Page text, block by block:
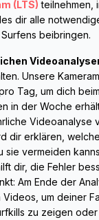
(LTS) teilnehmen,
dir alle
Surfens beibringen.
Unsere
Tag, um dich
in der Woche
Videoanalyse
dir erklären,
sie vermeiden
dir, die Fehler
Am Ende der
um deiner
zu zeigen